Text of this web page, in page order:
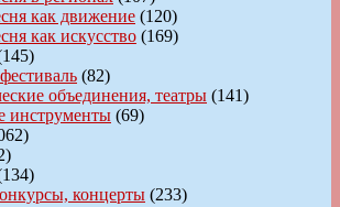
как движение (120)
как искусство (169)
(82)
объединения, театры (141)
инструменты (69)
концерты (233)